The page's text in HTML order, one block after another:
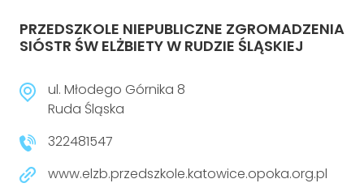
PRZEDSZKOLE NIEPUBLICZNE ZGROMADZENIA
SIÓSTR ŚW ELŻBIETY W RUDZIE ŚLĄSKIEJ
ul. Młodego Górnika 8
Ruda Śląska
322481547
www.elzb.przedszkole.katowice.opoka.org.pl